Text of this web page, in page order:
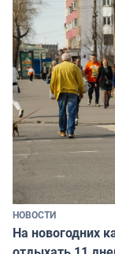
НОВОСТИ
На новогодних